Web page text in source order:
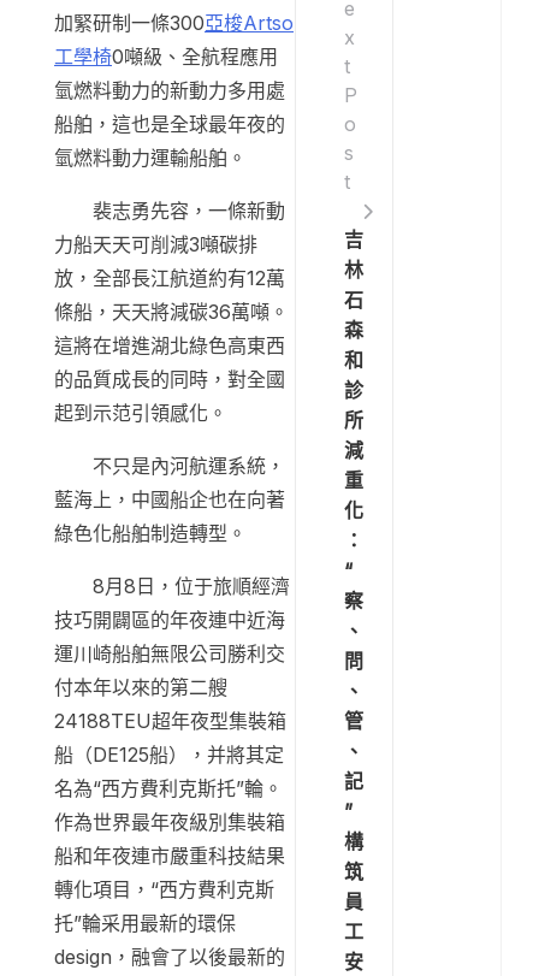
加緊研制一條300亞梭Artso
工學椅0噸級、全航程應用
氫燃料動力的新動力多用處
船舶，這也是全球最年夜的
氫燃料動力運輸船舶。
裴志勇先容，一條新動
力船天天可削減3噸碳排
放，全部長江航道約有12萬
條船，天天將減碳36萬噸。
這將在增進湖北綠色高東西
的品質成長的同時，對全國
起到示范引領感化。
不只是內河航運系統，
藍海上，中國船企也在向著
綠色化船舶制造轉型。
8月8日，位于旅順經濟
技巧開闢區的年夜連中近海
運川崎船舶無限公司勝利交
付本年以來的第二艘
24188TEU超年夜型集裝箱
船（DE125船），并將其定
名為“西方費利克斯托”輪。
作為世界最年夜級別集裝箱
船和年夜連市嚴重科技結果
轉化項目，“西方費利克斯
托”輪采用最新的環保
design，融會了以後最新的
e
x
t
P
o
s
t
吉
林
石
森
和
診
所
減
重
化
：
“
察
、
問
、
管
、
記
”
構
筑
員
工
安